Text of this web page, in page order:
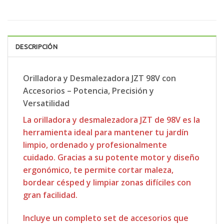
DESCRIPCIÓN
Orilladora y Desmalezadora JZT 98V con
Accesorios – Potencia, Precisión y
Versatilidad
La orilladora y desmalezadora JZT de 98V es la
herramienta ideal para mantener tu jardín
limpio, ordenado y profesionalmente
cuidado. Gracias a su potente motor y diseño
ergonómico, te permite cortar maleza,
bordear césped y limpiar zonas difíciles con
gran facilidad.
Incluye un completo set de accesorios que